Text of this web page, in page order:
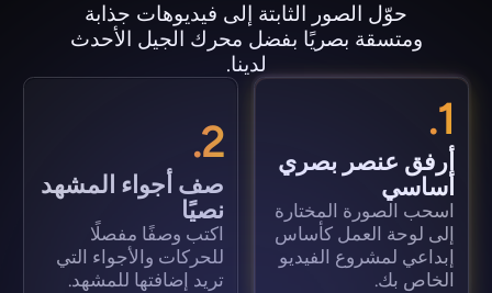
حوّل الصور الثابتة إلى فيديوهات جذابة
ومتسقة بصريًا بفضل محرك الجيل الأحدث
لدينا.
1.
أرفق عنصر بصري
أساسي
اسحب الصورة المختارة
إلى لوحة العمل كأساس
إبداعي لمشروع الفيديو
الخاص بك.
2.
صف أجواء المشهد
نصيًا
اكتب وصفًا مفصلًا
للحركات والأجواء التي
تريد إضافتها للمشهد.